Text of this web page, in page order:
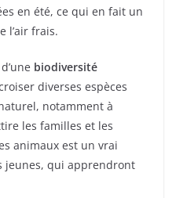
en été, ce qui en fait un
l’air frais.
biodiversité
diverses espèces
notamment à
les familles et les
animaux est un vrai
jeunes, qui apprendront